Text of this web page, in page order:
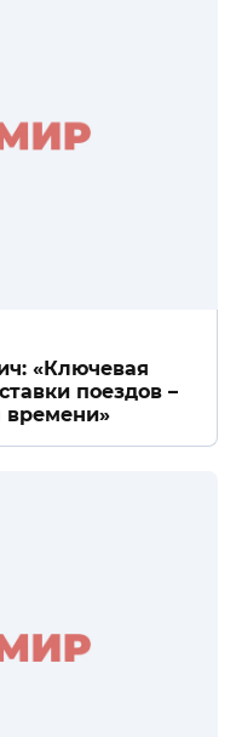
«Ключевая
поездов –
времени»